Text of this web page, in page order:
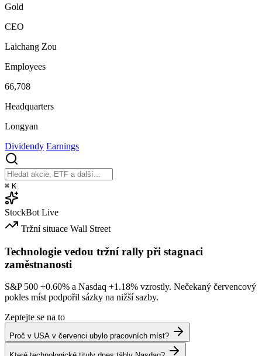
Gold
CEO
Laichang Zou
Employees
66,708
Headquarters
Longyan
Dividendy Earnings
⌘ K
StockBot Live
Tržní situace Wall Street
Technologie vedou tržní rally při stagnaci
zaměstnanosti
S&P 500 +0.60% a Nasdaq +1.18% vzrostly. Nečekaný červencový
pokles míst podpořil sázky na nižší sazby.
Zeptejte se na to
Proč v USA v červenci ubylo pracovních míst?